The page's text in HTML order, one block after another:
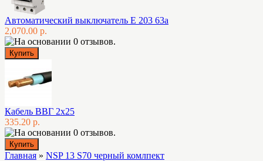
Автоматический выключатель E 203 63а
2,070.00 р.
Кабель ВВГ 2х25
335.20 р.
Главная » NSP 13 S70 черный комлпект